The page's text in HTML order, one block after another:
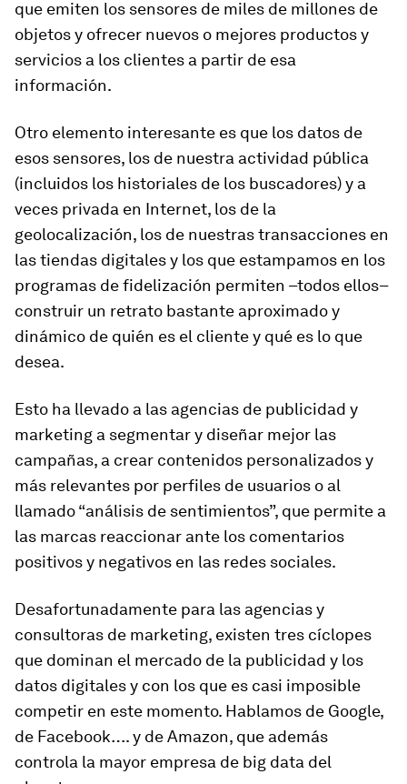
que emiten los sensores de miles de millones de
objetos y ofrecer nuevos o mejores productos y
servicios a los clientes a partir de esa
información.
Otro elemento interesante es que los datos de
esos sensores, los de nuestra actividad pública
(incluidos los historiales de los buscadores) y a
veces privada en Internet, los de la
geolocalización, los de nuestras transacciones en
las tiendas digitales y los que estampamos en los
programas de fidelización permiten –todos ellos–
construir un retrato bastante aproximado y
dinámico de quién es el cliente y qué es lo que
desea.
Esto ha llevado a las agencias de publicidad y
marketing a segmentar y diseñar mejor las
campañas, a crear contenidos personalizados y
más relevantes por perfiles de usuarios o al
llamado “análisis de sentimientos”, que permite a
las marcas reaccionar ante los comentarios
positivos y negativos en las redes sociales.
Desafortunadamente para las agencias y
consultoras de marketing, existen tres cíclopes
que dominan el mercado de la publicidad y los
datos digitales y con los que es casi imposible
competir en este momento. Hablamos de Google,
de Facebook…. y de Amazon, que además
controla la mayor empresa de big data del